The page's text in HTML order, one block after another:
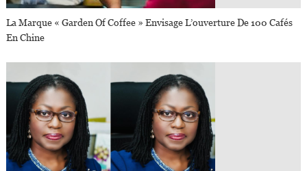
La Marque « Garden Of Coffee » Envisage L’ouverture De 100 Cafés
En Chine